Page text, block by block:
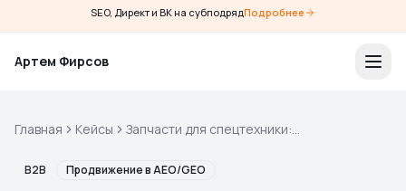
SEO, Директ и ВК на субподрядПодробнее
Артем Фирсов
Главная Кейсы
Запчасти для спецтехники:
за 2 месяца
B2B Продвижение в AEO/GEO